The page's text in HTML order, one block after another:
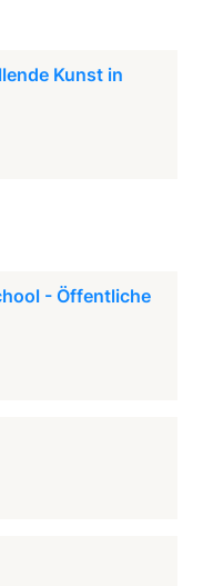
Kunst in
- Öffentliche